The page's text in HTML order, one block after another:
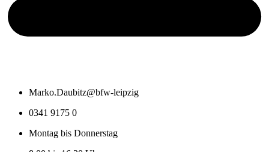
Marko.Daubitz@bfw-leipzig
0341 9175 0
Montag bis Donnerstag